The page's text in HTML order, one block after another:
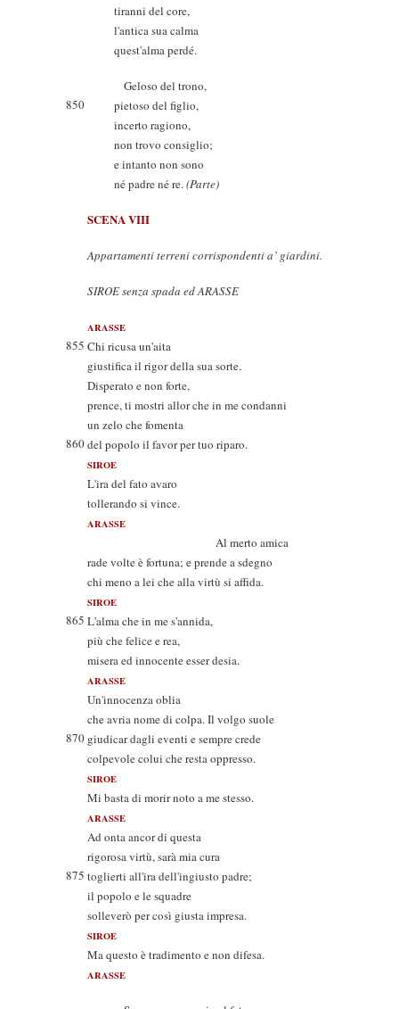
tiranni del core,
l'antica sua calma
quest'alma perdé.
Geloso del trono,
850
pietoso del figlio,
incerto ragiono,
non trovo consiglio;
e intanto non sono
né padre né re.(Parte)
SCENA VIII
Appartamenti terreni corrispondenti a’ giardini.
SIROE senza spada ed ARASSE
ARASSE
855 Chi ricusa un'aita
giustifica il rigor della sua sorte.
Disperato e non forte,
prence, ti mostri allor che in me condanni
un zelo che fomenta
860del popolo il favor per tuo riparo.
SIROE
L'ira del fato avaro
tollerando si vince.
ARASSE
Al merto amica
rade volte è fortuna; e prende a sdegno
chi meno a lei che alla virtù si affida.
SIROE
865 L'alma che in me s'annida,
più che felice e rea,
misera ed innocente esser desia.
ARASSE
Un'innocenza oblia
che avria nome di colpa. Il volgo suole
870 giudicar dagli eventi e sempre crede
colpevole colui che resta oppresso.
SIROE
Mi basta di morir noto a me stesso.
ARASSE
Ad onta ancor di questa
rigorosa virtù, sarà mia cura
875 toglierti all'ira dell'ingiusto padre;
il popolo e le squadre
solleverò per così giusta impresa.
SIROE
Ma questo è tradimento e non difesa.
ARASSE